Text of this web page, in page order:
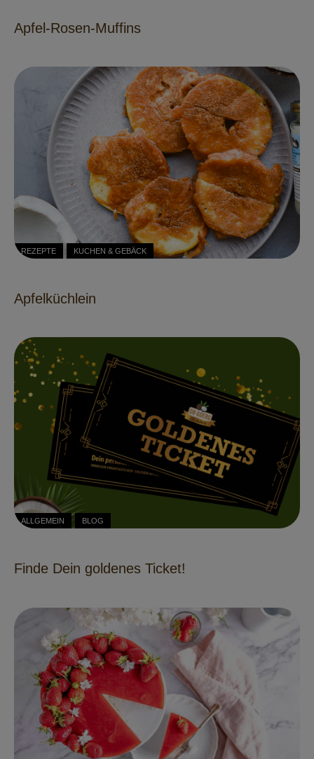
Apfel-Rosen-Muffins
REZEPTE KUCHEN & GEBÄCK
Apfelküchlein
ALLGEMEIN BLOG
Finde Dein goldenes Ticket!